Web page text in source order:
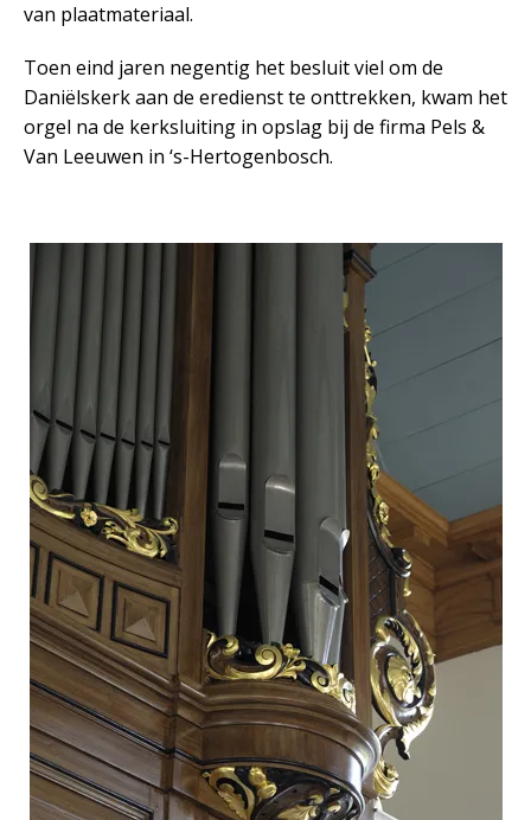
van plaatmateriaal.
Toen eind jaren negentig het besluit viel om de
Daniëlskerk aan de eredienst te onttrekken, kwam het
orgel na de kerksluiting in opslag bij de firma Pels &
Van Leeuwen in ‘s-Hertogenbosch.